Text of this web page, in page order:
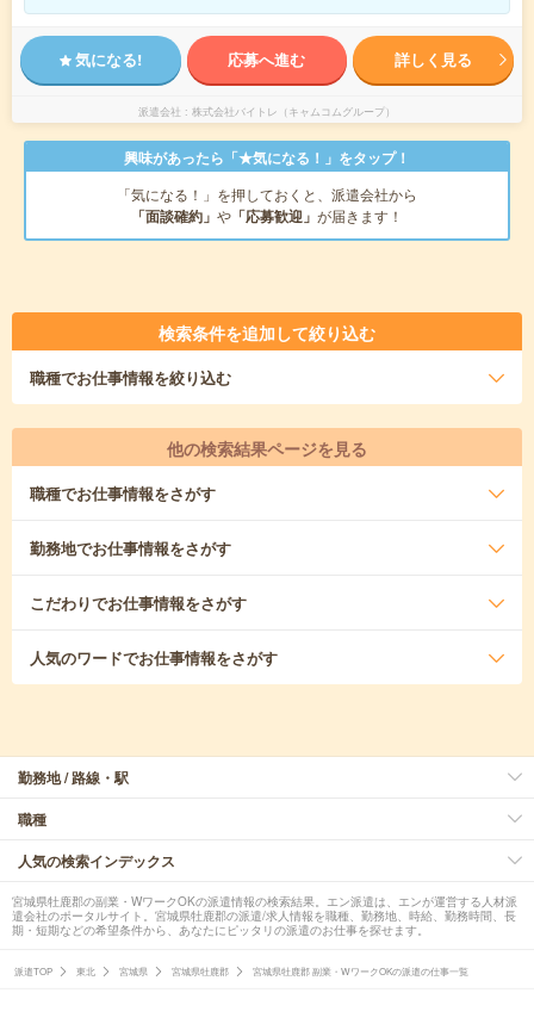
気になる! 応募へ進む 詳しく見る
派遣会社 株式会社バイトレ（キャムコムグループ）
興味があったら「★気になる！」をタップ！
「気になる！」を押しておくと、派遣会社から
「面談確約」 や 「応募歓迎」 が届きます！
検索条件を追加して絞り込む
職種でお仕事情報を絞り込む
他の検索結果ページを見る
職種でお仕事情報をさがす
勤務地でお仕事情報をさがす
こだわりでお仕事情報をさがす
人気のワードでお仕事情報をさがす
勤務地 / 路線・駅
職種
人気の検索インデックス
宮城県牡鹿郡の副業・WワークOKの派遣情報の検索結果。エン派遣は、エンが運営する人材派
遣会社のポータルサイト。宮城県牡鹿郡の派遣/求人情報を職種、勤務地、時給、勤務時間、長
期・短期などの希望条件から、あなたにピッタリの派遣のお仕事を探せます。
派遣TOP 東北 宮城県 宮城県牡鹿郡 宮城県牡鹿郡 副業・WワークOKの派遣の仕事一覧